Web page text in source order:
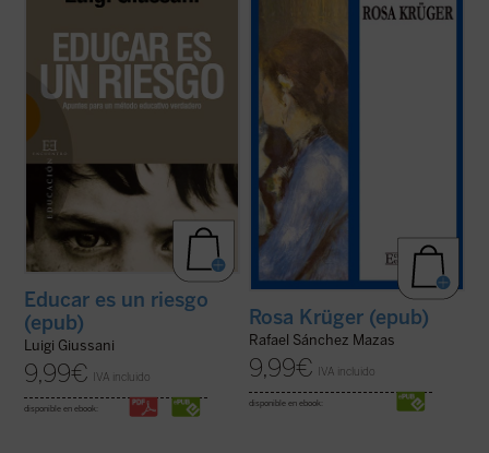
sistema educativo español presenta
en todos sus flancos: desaparece cada vez
(ver ficha)
Educar es un riesgo
(epub)
Luigi Giussani
9,99€ IVA incluido
disponible en ebook:
póstumamente por su mujer, Liliana
Rosa Krügeres una obra
(ver ficha)
Rosa Krüger (epub)
Rafael Sánchez Mazas
9,99€ IVA incluido
disponible en ebook: